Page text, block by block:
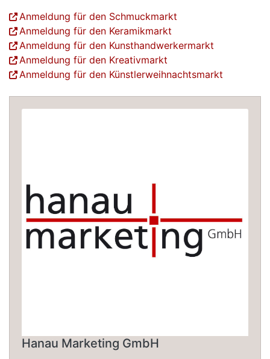
Anmeldung für den Schmuckmarkt
Anmeldung für den Keramikmarkt
Anmeldung für den Kunsthandwerkermarkt
Anmeldung für den Kreativmarkt
Anmeldung für den Künstlerweihnachtsmarkt
Hanau Marketing GmbH